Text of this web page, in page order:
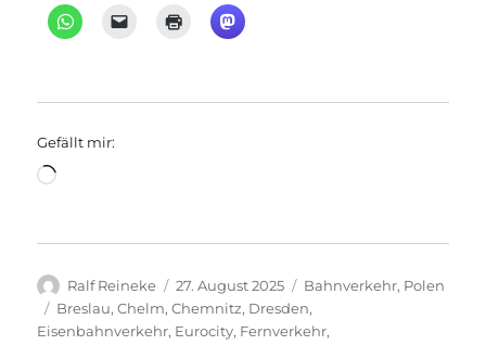
Gefällt mir:
Wird
Autor
Ralf Reineke
Veröffentlicht
am
27. August 2025 Kategorien
Bahnverkehr, Polen
Schlagwörter
Breslau,Chelm,Chemnitz, Dresden,
Eisenbahnverkehr, Eurocity, Fernverkehr,